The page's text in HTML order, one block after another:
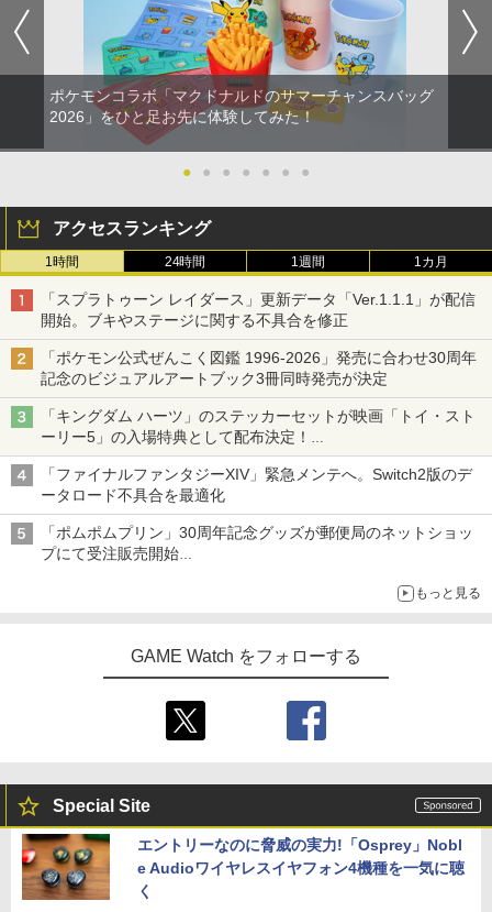
ポケモンコラボ「マクドナルドのサマーチャンスバッグ
2026」をひと足お先に体験してみた！
● ● ● ● ● ● ●
アクセスランキング
1時間 24時間 1週間 1カ月
「スプラトゥーン レイダース」更新データ「Ver.1.1.1」が配信
開始。ブキやステージに関する不具合を修正
「ポケモン公式ぜんこく図鑑 1996-2026」発売に合わせ30周年
記念のビジュアルアートブック3冊同時発売が決定
「キングダム ハーツ」のステッカーセットが映画「トイ・スト
ーリー5」の入場特典として配布決定！
本日8月7日より先着・数量限定で配布
「ファイナルファンタジーXIV」緊急メンテへ。Switch2版のデ
ータロード不具合を最適化
「ポムポムプリン」30周年記念グッズが郵便局のネットショッ
プにて受注販売開始
もっと見る
GAME Watch をフォローする
Special Site
エントリーなのに脅威の実力!「Osprey」Nobl
e Audioワイヤレスイヤフォン4機種を一気に聴
く